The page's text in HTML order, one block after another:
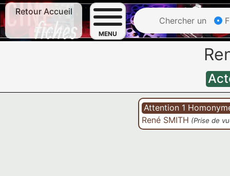
Retour Accueil
MENU
Chercher un
Attention 1
René SMITH (Prise de